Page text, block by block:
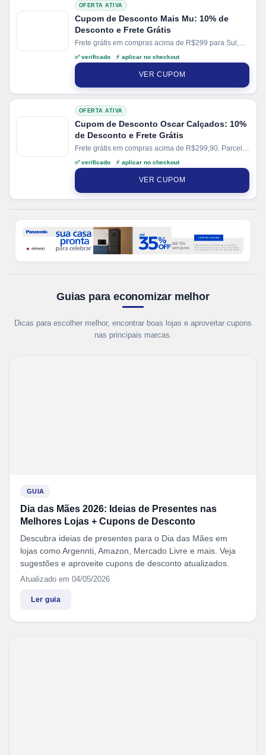
OFERTA ATIVA
Cupom de Desconto Mais Mu: 10% de
Desconto e Frete Grátis
Frete grátis em compras acima de R$299 para Sul,
Sudeste e Centro-Oeste e compras acima de R$399
para Norte e Nordeste. Parcele suas compras em até
3x sem juros no cartão.
✅ verificado ⚡ aplicar no checkout
VER CUPOM
OFERTA ATIVA
Cupom de Desconto Oscar Calçados: 10%
de Desconto e Frete Grátis
Frete grátis em compras acima de R$299,90. Parcele
suas compras em até 10x sem juros no cartão. Ganhe
+ 5% de desconto em pagamentos via PIX.
✅ verificado ⚡ aplicar no checkout
VER CUPOM
Guias para economizar melhor
Dicas para escolher melhor, encontrar boas lojas e aproveitar cupons
nas principais marcas.
GUIA
Dia das Mães 2026: Ideias de Presentes nas
Melhores Lojas + Cupons de Desconto
Descubra ideias de presentes para o Dia das Mães em
lojas como Argennti, Amazon, Mercado Livre e mais. Veja
sugestões e aproveite cupons de desconto atualizados.
Atualizado em 04/05/2026
Ler guia